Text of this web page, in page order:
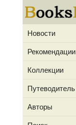
Новости
Рекомендации
Коллекции
Путеводитель
Авторы